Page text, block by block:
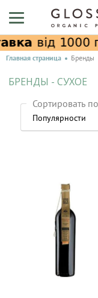
Главная страница Бренды
БРЕНДЫ - СУХОЕ
Сортировать по